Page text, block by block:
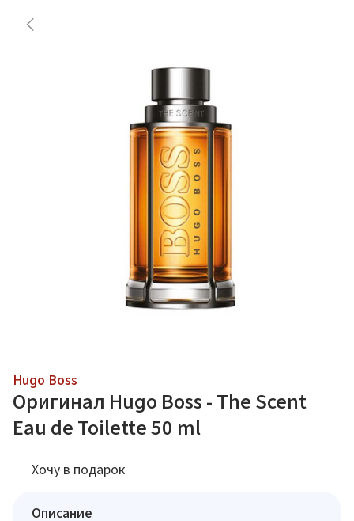
Hugo Boss
Оригинал Hugo Boss - The Scent
Eau de Toilette 50 ml
Хочу в подарок
Описание